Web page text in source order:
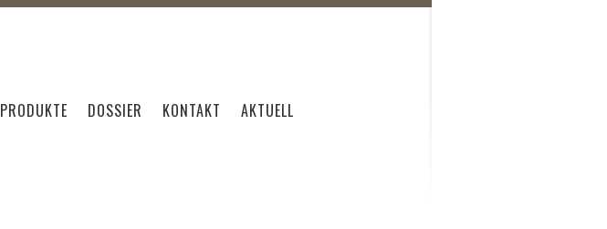
PRODUKTE DOSSIER KONTAKT AKTUELL